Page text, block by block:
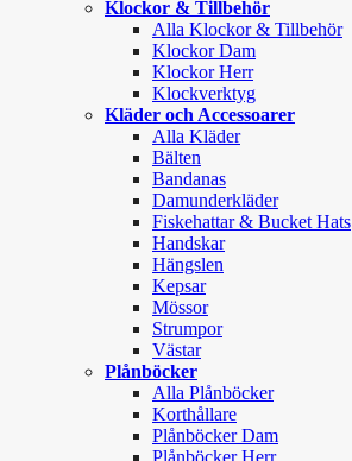
Klockor & Tillbehör
Alla Klockor & Tillbehör
Klockor Dam
Klockor Herr
Klockverktyg
Kläder och Accessoarer
Alla Kläder
Bälten
Bandanas
Damunderkläder
Fiskehattar & Bucket Hats
Handskar
Hängslen
Kepsar
Mössor
Strumpor
Västar
Plånböcker
Alla Plånböcker
Korthållare
Plånböcker Dam
Plånböcker Herr